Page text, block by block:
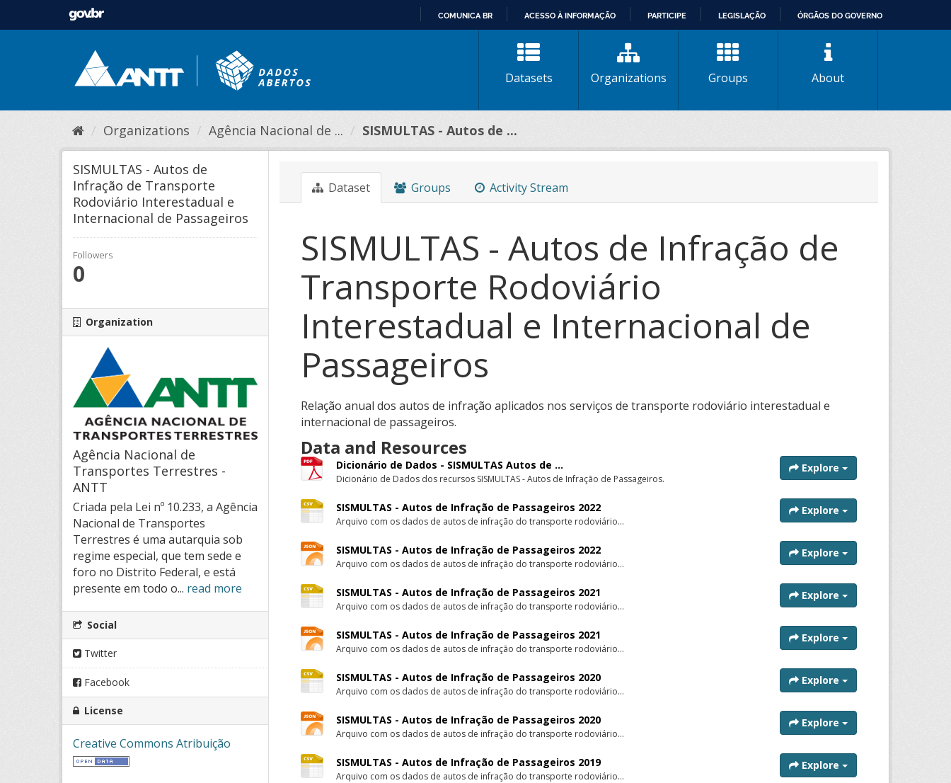
COMUNICA BR ACESSO À INFORMAÇÃO PARTICIPE LEGISLAÇÃO ÓRGÃOS DO GOVERNO
Datasets Organizations Groups About
Organizations Agência Nacional de ... SISMULTAS - Autos de ...
SISMULTAS - Autos de
Infração de Transporte
Rodoviário Interestadual e
Internacional de Passageiros
Followers
0
Organization
Agência Nacional de
Transportes Terrestres -
ANTT
Criada pela Lei nº 10.233, a Agência
Nacional de Transportes
Terrestres é uma autarquia sob
regime especial, que tem sede e
foro no Distrito Federal, e está
presente em todo o... read more
Social
Twitter
Facebook
License
Creative Commons Atribuição
Dataset Groups Activity Stream
SISMULTAS - Autos de Infração de
Transporte Rodoviário
Interestadual e Internacional de
Passageiros
Relação anual dos autos de infração aplicados nos serviços de transporte rodoviário interestadual e
internacional de passageiros.
Data and Resources
Dicionário de Dados - SISMULTAS Autos de ...
Dicionário de Dados dos recursos SISMULTAS - Autos de Infração de Passageiros.
Explore
SISMULTAS - Autos de Infração de Passageiros 2022
Arquivo com os dados de autos de infração do transporte rodoviário...
Explore
SISMULTAS - Autos de Infração de Passageiros 2022
Arquivo com os dados de autos de infração do transporte rodoviário...
Explore
SISMULTAS - Autos de Infração de Passageiros 2021
Arquivo com os dados de autos de infração do transporte rodoviário...
Explore
SISMULTAS - Autos de Infração de Passageiros 2021
Arquivo com os dados de autos de infração do transporte rodoviário...
Explore
SISMULTAS - Autos de Infração de Passageiros 2020
Arquivo com os dados de autos de infração do transporte rodoviário...
Explore
SISMULTAS - Autos de Infração de Passageiros 2020
Arquivo com os dados de autos de infração do transporte rodoviário...
Explore
SISMULTAS - Autos de Infração de Passageiros 2019
Arquivo com os dados de autos de infração do transporte rodoviário...
Explore